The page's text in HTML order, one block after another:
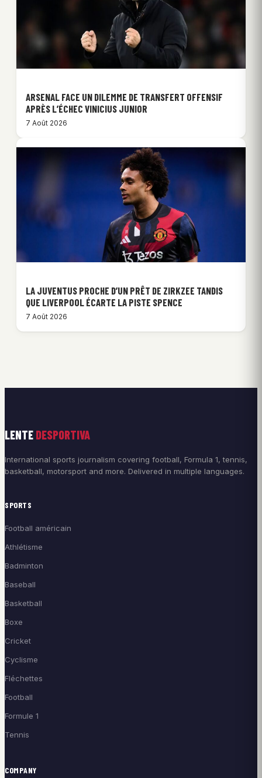
ARSENAL FACE UN DILEMME DE TRANSFERT OFFENSIF
APRÈS L’ÉCHEC VINICIUS JUNIOR
7 Août 2026
LA JUVENTUS PROCHE D’UN PRÊT DE ZIRKZEE TANDIS
QUE LIVERPOOL ÉCARTE LA PISTE SPENCE
7 Août 2026
LENTE DESPORTIVA
International sports journalism covering football, Formula 1, tennis,
basketball, motorsport and more. Delivered in multiple languages.
SPORTS
Football américain
Athlétisme
Badminton
Baseball
Basketball
Boxe
Cricket
Cyclisme
Fléchettes
Football
Formule 1
Tennis
COMPANY